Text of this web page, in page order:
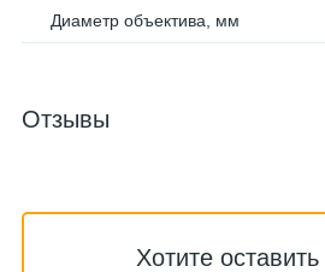
Диаметр объектива, мм
Отзывы
Хотите